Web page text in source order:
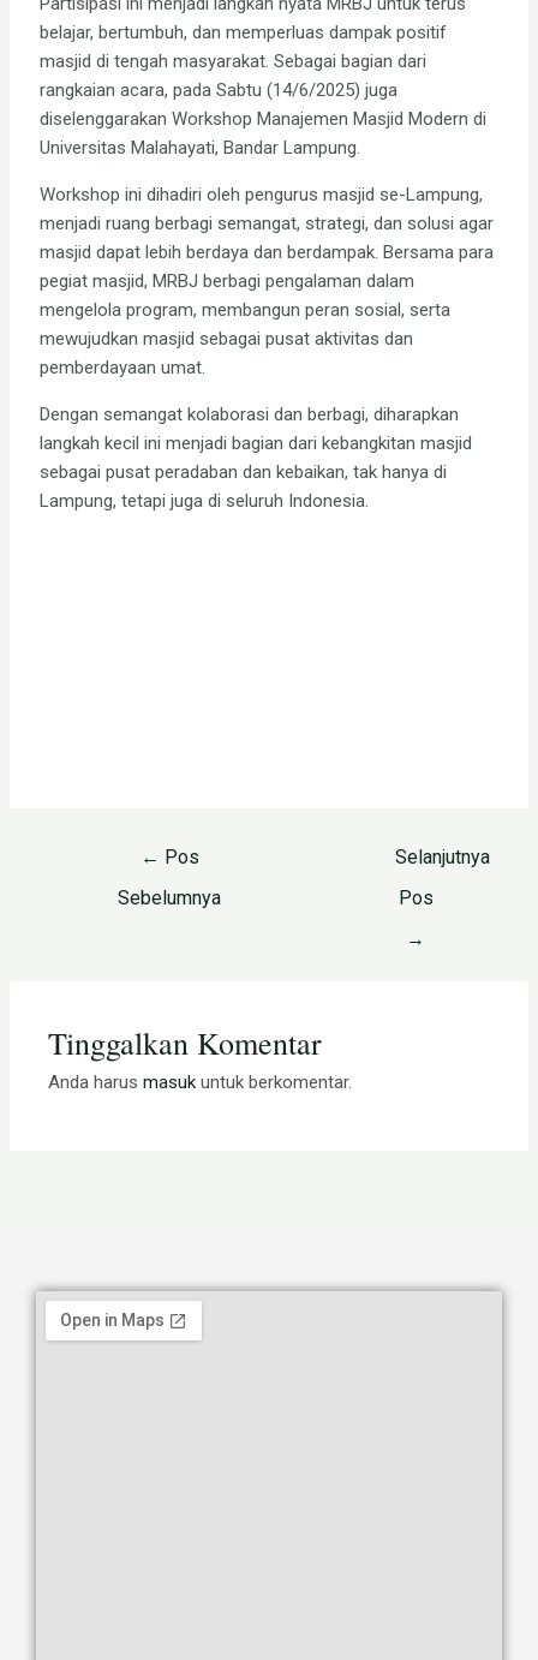
belajar, bertumbuh, dan memperluas dampak positif
masjid di tengah masyarakat. Sebagai bagian dari
rangkaian acara, pada Sabtu (14/6/2025) juga
diselenggarakan Workshop Manajemen Masjid Modern di
Universitas Malahayati, Bandar Lampung.
Workshop ini dihadiri oleh pengurus masjid se-Lampung,
menjadi ruang berbagi semangat, strategi, dan solusi agar
masjid dapat lebih berdaya dan berdampak. Bersama para
pegiat masjid, MRBJ berbagi pengalaman dalam
mengelola program, membangun peran sosial, serta
mewujudkan masjid sebagai pusat aktivitas dan
pemberdayaan umat.
Dengan semangat kolaborasi dan berbagi, diharapkan
langkah kecil ini menjadi bagian dari kebangkitan masjid
sebagai pusat peradaban dan kebaikan, tak hanya di
Lampung, tetapi juga di seluruh Indonesia.
← Pos
Sebelumnya
Selanjutnya
Pos
→
Tinggalkan Komentar
Anda harusmasuk untuk berkomentar.